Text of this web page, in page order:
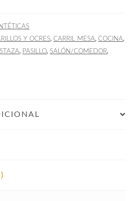
Y OCRES, CARRIL MESA, COCINA,
, PASILLO, SALÓN/COMEDOR,